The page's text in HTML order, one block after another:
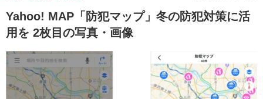
Yahoo! MAP「防犯マップ」冬の防犯対策に活
用を 2枚目の写真・画像